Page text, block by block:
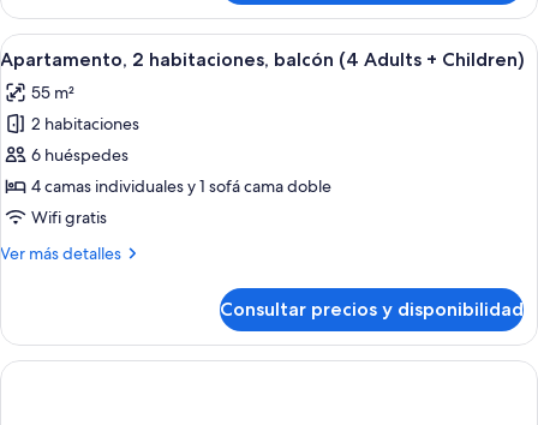
+
Children)
2
habitaciones,
balcón
Adults
+
Children)
Abrir
todas
las
fotos
de
Apartamento,
2
balcón
+
Children)
Una habitación de hotel con cama,
6
Apartamento, 2 habitaciones, balcón (4 Adults + Children)
55 m²
2 habitaciones
6 huéspedes
4 camas individuales y 1 sofá cama doble
Wifi gratis
Ver más detalles
Más
2
habitaciones,
balcón
Consultar precios y disponibilidad